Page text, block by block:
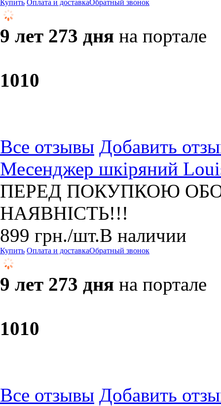
Купить Оплата и доставкаОбратный звонок
9 лет 273 дня на портале
1010
Все отзывы Добавить
Месенджер шкіряний
ПЕРЕД ПОКУПКОЮ
НАЯВНІСТЬ!!!
899 грн./шт.В наличии
Купить Оплата и доставкаОбратный звонок
9 лет 273 дня на портале
1010
Все отзывы Добавить